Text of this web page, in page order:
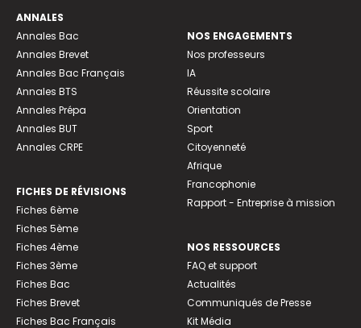
ANNALES
Annales Bac
Annales Brevet
Annales Bac Français
Annales BTS
Annales Prépa
Annales BUT
Annales CRPE
FICHES DE RÉVISIONS
Fiches 6ème
Fiches 5ème
Fiches 4ème
Fiches 3ème
Fiches Bac
Fiches Brevet
Fiches Bac Français
NOS ENGAGEMENTS
Nos professeurs
IA
Réussite scolaire
Orientation
Sport
Citoyenneté
Afrique
Francophonie
Rapport - Entreprise à mission
NOS RESSOURCES
FAQ et support
Actualités
Communiqués de Presse
Kit Média